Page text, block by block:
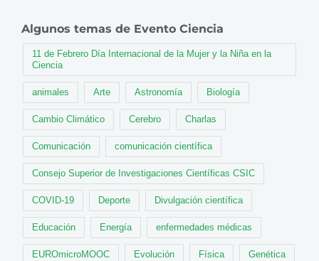
Algunos temas de Evento Ciencia
11 de Febrero Día Internacional de la Mujer y la Niña en la
Ciencia
animales Arte Astronomía Biología
Cambio Climático Cerebro Charlas
Comunicación comunicación científica
Consejo Superior de Investigaciones Científicas CSIC
COVID-19 Deporte Divulgación científica
Educación Energía enfermedades médicas
EUROmicroMOOC Evolución Física Genética